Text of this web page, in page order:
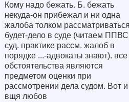
Кому надо бежать. Б. бежать
некуда-он прибежал и ни одна
жалоба толком
будет-дело в суде (читаем
суд. практике рассм. жалоб в
порядке ...-адвокаты знают). все
обстоятельства являются
предметом оценки при
рассмотрении дела судом. Вот и
вщя любов